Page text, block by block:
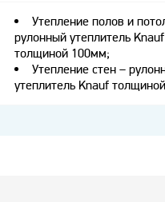
Утепление полов и
рулонный утеплитель Knauf
толщиной 100мм;
Утепление стен –
утеплитель Knauf